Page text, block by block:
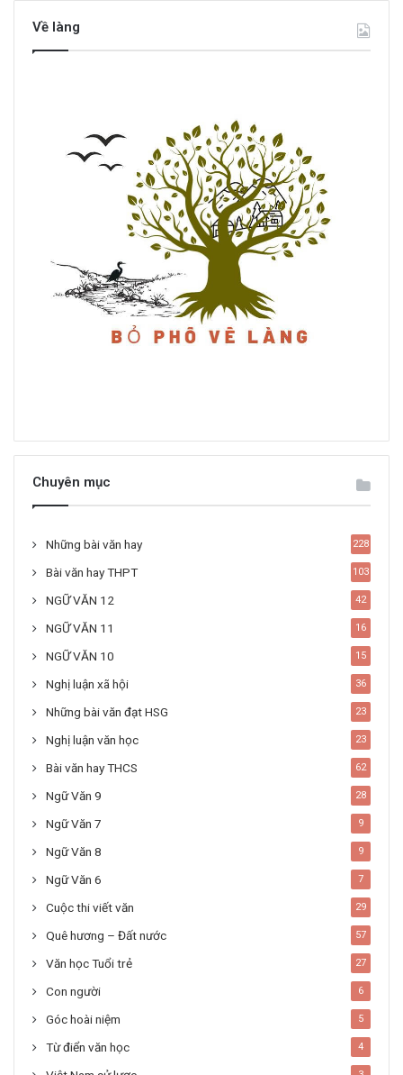
Về làng
Chuyên mục
Những bài văn hay 228
Bài văn hay THPT 103
NGỮ VĂN 12 42
NGỮ VĂN 11 16
NGỮ VĂN 10 15
Nghị luận xã hội 36
Những bài văn đạt HSG 23
Nghị luận văn học 23
Bài văn hay THCS 62
Ngữ Văn 9 28
Ngữ Văn 7 9
Ngữ Văn 8 9
Ngữ Văn 6 7
Cuộc thi viết văn 29
Quê hương – Đất nước 57
Văn học Tuổi trẻ 27
Con người 6
Góc hoài niệm 5
Từ điển văn học 4